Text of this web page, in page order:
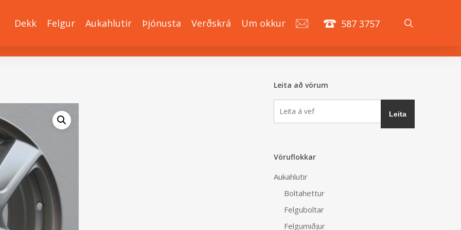
Dekk Felgur Aukahlutir Þjónusta Verðskrá Um okkur 587 3757
Leita að vörum
Vöruflokkar
Aukahlutir
Boltahettur
Felguboltar
Felgumiðjur